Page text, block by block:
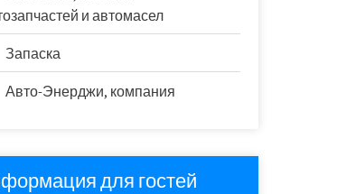
и автомасел
Запаска
Авто-Энерджи, компания
для гостей